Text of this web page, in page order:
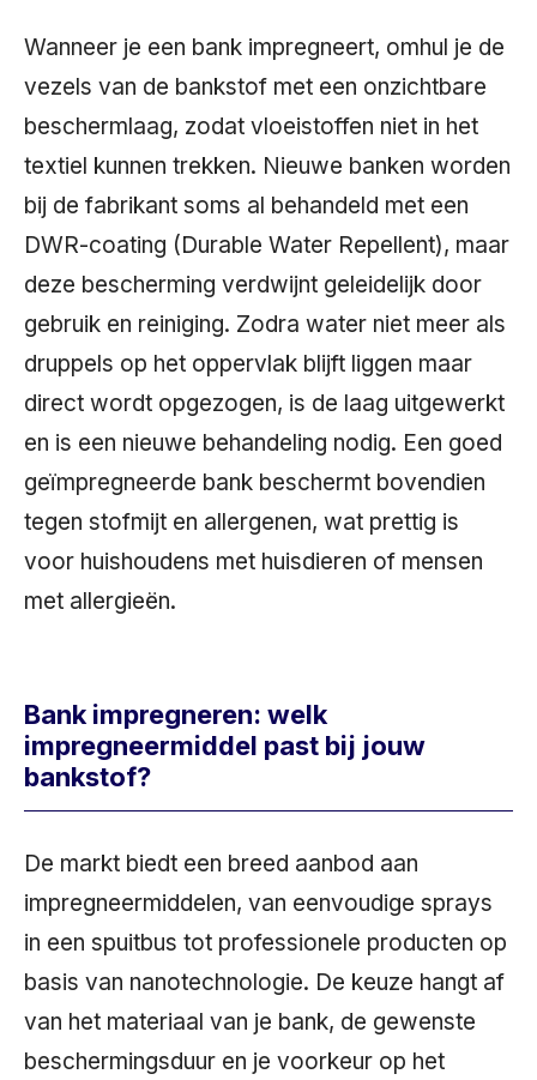
Wanneer je een bank impregneert, omhul je de
vezels van de bankstof met een onzichtbare
beschermlaag, zodat vloeistoffen niet in het
textiel kunnen trekken. Nieuwe banken worden
bij de fabrikant soms al behandeld met een
DWR-coating (Durable Water Repellent), maar
deze bescherming verdwijnt geleidelijk door
gebruik en reiniging. Zodra water niet meer als
druppels op het oppervlak blijft liggen maar
direct wordt opgezogen, is de laag uitgewerkt
en is een nieuwe behandeling nodig. Een goed
geïmpregneerde bank beschermt bovendien
tegen stofmijt en allergenen, wat prettig is
voor huishoudens met huisdieren of mensen
met allergieën.
Bank impregneren: welk
impregneermiddel past bij jouw
bankstof?
De markt biedt een breed aanbod aan
impregneermiddelen, van eenvoudige sprays
in een spuitbus tot professionele producten op
basis van nanotechnologie. De keuze hangt af
van het materiaal van je bank, de gewenste
beschermingsduur en je voorkeur op het